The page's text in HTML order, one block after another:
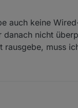
auch keine
nicht
muss